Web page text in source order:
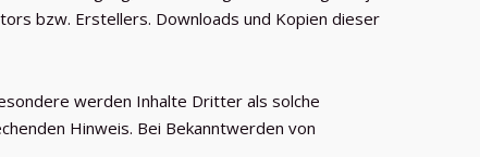
bzw. Erstellers. Downloads und Kopien dieser
werden Inhalte Dritter als solche
Hinweis. Bei Bekanntwerden von